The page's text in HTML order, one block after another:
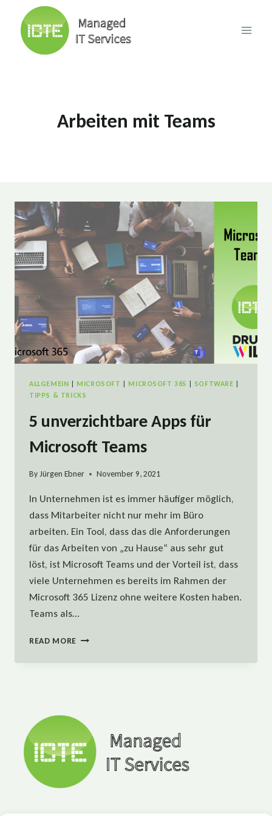
content
Arbeiten mit Teams
ALLGEMEIN | MICROSOFT | MICROSOFT 365 | SOFTWARE |
TIPPS & TRICKS
5 unverzichtbare Apps für
Microsoft Teams
ByJürgen Ebner November 9, 2021
In Unternehmen ist es immer häufiger möglich,
dass Mitarbeiter nicht nur mehr im Büro
arbeiten. Ein Tool, dass das die Anforderungen
für das Arbeiten von „zu Hause“ aus sehr gut
löst, ist Microsoft Teams und der Vorteil ist, dass
viele Unternehmen es bereits im Rahmen der
Microsoft 365 Lizenz ohne weitere Kosten haben.
Teams als…
READ MORE